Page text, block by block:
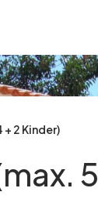
2 Kinder)
5